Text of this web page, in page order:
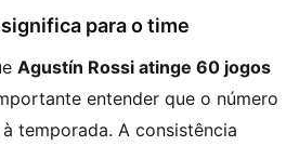
para o time
Agustín Rossi atinge 60 jogos
entender que o número
temporada. A consistência